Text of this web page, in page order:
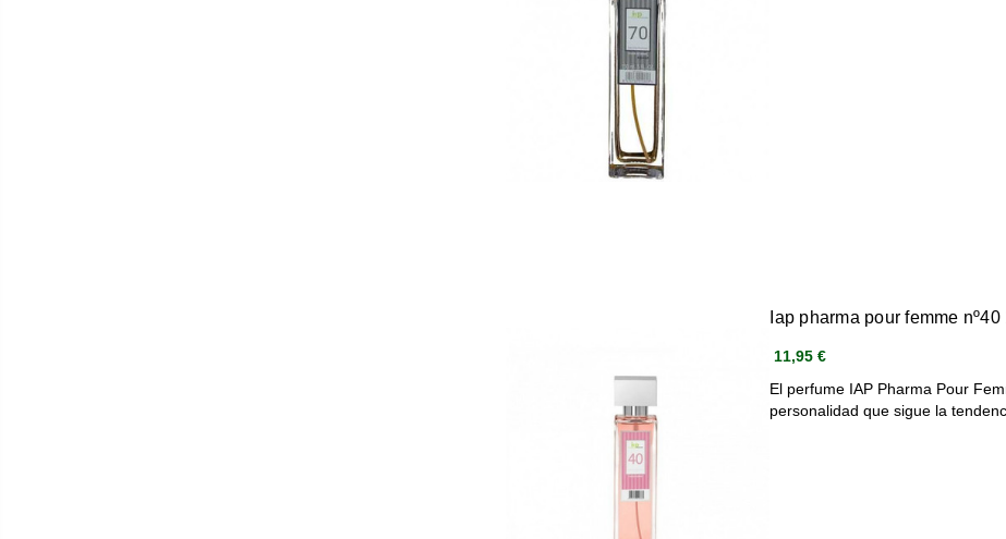
Iap pharma pour femme nº40
11,95 €
El perfume IAP Pharma Pour
personalidad que sigue la